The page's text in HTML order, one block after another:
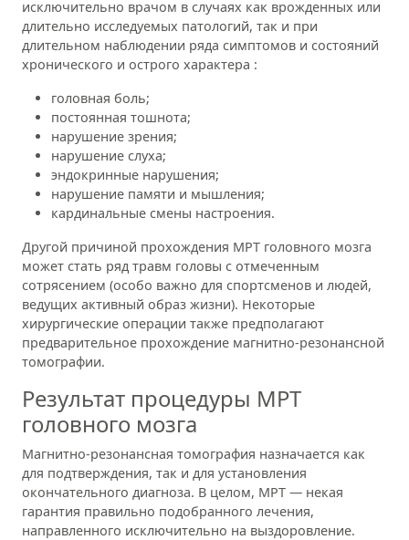
исключительно врачом в случаях как врожденных или
длительно исследуемых патологий, так и при
длительном наблюдении ряда симптомов и состояний
хронического и острого характера :
головная боль;
постоянная тошнота;
нарушение зрения;
нарушение слуха;
эндокринные нарушения;
нарушение памяти и мышления;
кардинальные смены настроения.
Другой причиной прохождения МРТ головного мозга
может стать ряд травм головы с отмеченным
сотрясением (особо важно для спортсменов и людей,
ведущих активный образ жизни). Некоторые
хирургические операции также предполагают
предварительное прохождение магнитно-резонансной
томографии.
Результат процедуры МРТ
головного мозга
Магнитно-резонансная томография назначается как
для подтверждения, так и для установления
окончательного диагноза. В целом, МРТ — некая
гарантия правильно подобранного лечения,
направленного исключительно на выздоровление.